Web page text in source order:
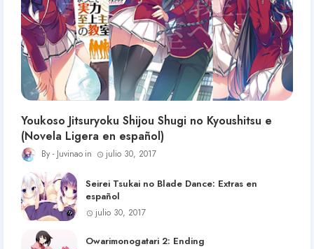
Youkoso Jitsuryoku Shijou Shugi no Kyoushitsu e
(Novela Ligera en español)
Juvinao julio 30, 2017
Seirei Tsukai no Blade Dance: Extras en
español
julio 30, 2017
Owarimonogatari 2: Ending